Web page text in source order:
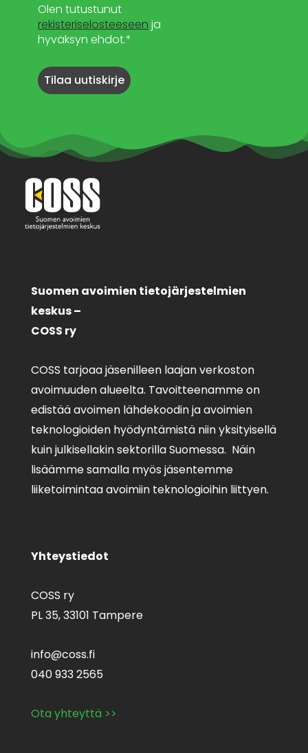
Olen tutustunut
rekisteriselosteeseen ja
hyväksyn ehdot.*
Suomen avoimien tietojärjestelmien
keskus –
COSS ry
COSS tarjoaa jäsenilleen laajan verkoston
avoimuuden alueelta. Tavoitteenamme on
edistää avoimen lähdekoodin ja avoimien
teknologioiden hyödyntämistä niin yksityisellä
kuin julkisellakin sektorilla Suomessa. Näin
lisäämme samalla myös jäsentemme
liiketoimintaa avoimiin teknologioihin liittyen.
Yhteystiedot
COSS ry
PL 35,33101 Tampere
info@coss.fi
040 933 2565
Ota yhteyttä >>